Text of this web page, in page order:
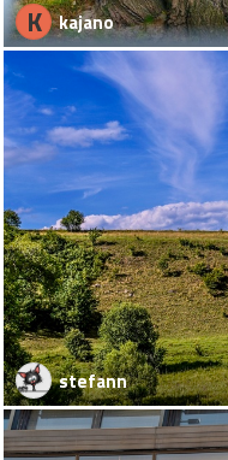
K kajano
stefann